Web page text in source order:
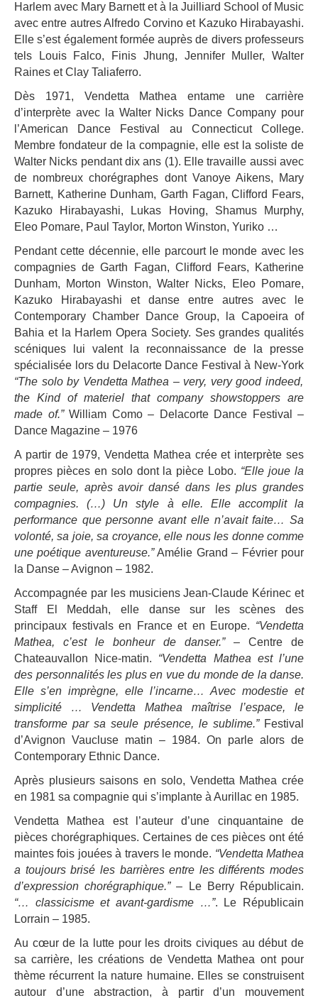
Harlem avec Mary Barnett et à la Juilliard School of Music
avec entre autres Alfredo Corvino et Kazuko Hirabayashi.
Elle s’est également formée auprès de divers professeurs
tels Louis Falco, Finis Jhung, Jennifer Muller, Walter
Raines et Clay Taliaferro.
Dès 1971, Vendetta Mathea entame une carrière
d’interprète avec la Walter Nicks Dance Company pour
l’American Dance Festival au Connecticut College.
Membre fondateur de la compagnie, elle est la soliste de
Walter Nicks pendant dix ans (1). Elle travaille aussi avec
de nombreux chorégraphes dont Vanoye Aikens, Mary
Barnett, Katherine Dunham, Garth Fagan, Clifford Fears,
Kazuko Hirabayashi, Lukas Hoving, Shamus Murphy,
Eleo Pomare, Paul Taylor, Morton Winston, Yuriko …
Pendant cette décennie, elle parcourt le monde avec les
compagnies de Garth Fagan, Clifford Fears, Katherine
Dunham, Morton Winston, Walter Nicks, Eleo Pomare,
Kazuko Hirabayashi et danse entre autres avec le
Contemporary Chamber Dance Group, la Capoeira of
Bahia et la Harlem Opera Society. Ses grandes qualités
scéniques lui valent la reconnaissance de la presse
spécialisée lors du Delacorte Dance Festival à New-York
“The solo by Vendetta Mathea – very, very good indeed,
the Kind of materiel that company showstoppers are
made of.”William Como – Delacorte Dance Festival –
Dance Magazine – 1976
A partir de 1979, Vendetta Mathea crée et interprète ses
propres pièces en solo dont la pièce Lobo. “Elle joue la
partie seule, après avoir dansé dans les plus grandes
compagnies. (…) Un style à elle. Elle accomplit la
performance que personne avant elle n’avait faite… Sa
volonté, sa joie, sa croyance, elle nous les donne comme
une poétique aventureuse.”Amélie Grand – Février pour
la Danse – Avignon – 1982.
Accompagnée par les musiciens Jean-Claude Kérinec et
Staff El Meddah, elle danse sur les scènes des
principaux festivals en France et en Europe. “Vendetta
Mathea, c’est le bonheur de danser.”– Centre de
Chateauvallon Nice-matin. “Vendetta Mathea est l’une
des personnalités les plus en vue du monde de la danse.
Elle s’en imprègne, elle l’incarne… Avec modestie et
simplicité … Vendetta Mathea maîtrise l’espace, le
transforme par sa seule présence, le sublime.” Festival
d’Avignon Vaucluse matin – 1984. On parle alors de
Contemporary Ethnic Dance.
Après plusieurs saisons en solo, Vendetta Mathea crée
en 1981 sa compagnie qui s’implante à Aurillac en 1985.
Vendetta Mathea est l’auteur d’une cinquantaine de
pièces chorégraphiques. Certaines de ces pièces ont été
maintes fois jouées à travers le monde. “Vendetta Mathea
a toujours brisé les barrières entre les différents modes
d’expression chorégraphique.”– Le Berry Républicain.
“… classicisme et avant-gardisme …”. Le Républicain
Lorrain – 1985.
Au cœur de la lutte pour les droits civiques au début de
sa carrière, les créations de Vendetta Mathea ont pour
thème récurrent la nature humaine. Elles se construisent
autour d’une abstraction, à partir d’un mouvement